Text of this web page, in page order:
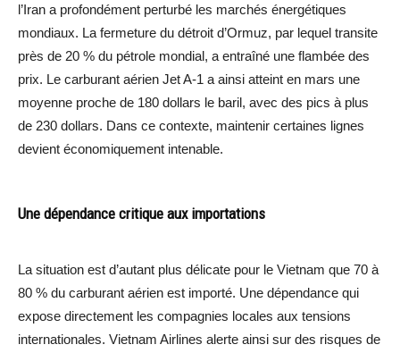
l’Iran a profondément perturbé les marchés énergétiques
mondiaux. La fermeture du détroit d’Ormuz, par lequel transite
près de 20 % du pétrole mondial, a entraîné une flambée des
prix. Le carburant aérien Jet A-1 a ainsi atteint en mars une
moyenne proche de 180 dollars le baril, avec des pics à plus
de 230 dollars. Dans ce contexte, maintenir certaines lignes
devient économiquement intenable.
Une dépendance critique aux importations
La situation est d’autant plus délicate pour le Vietnam que 70 à
80 % du carburant aérien est importé. Une dépendance qui
expose directement les compagnies locales aux tensions
internationales. Vietnam Airlines alerte ainsi sur des risques de